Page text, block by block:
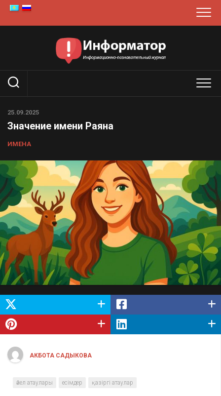
Перейти
содержанию
25.09.2025
Значение имени Раяна
ИМЕНА
АКБОТА САДЫКОВА
әйел атаулары есімдер қазіргі атаулар